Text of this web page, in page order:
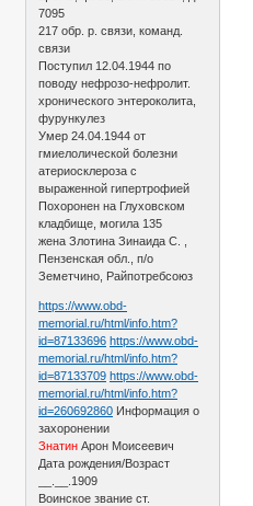
7095
217 обр. р. связи, команд.
связи
Поступил 12.04.1944 по
поводу нефрозо-нефролит.
хронического энтероколита,
фурункулез
Умер 24.04.1944 от
гмиелолической болезни
атериосклероза с
выраженной гипертрофией
Похоронен на Глуховском
кладбище, могила 135
жена Злотина Зинаида С. ,
Пензенская обл., п/о
Земетчино, Райпотребсоюз
https://www.obd-
memorial.ru/html/info.htm?
id=87133696 https://www.obd-
memorial.ru/html/info.htm?
id=87133709 https://www.obd-
memorial.ru/html/info.htm?
id=260692860 Информация о
захоронении
Знатин Арон Моисеевич
Дата рождения/Возраст
__.__.1909
Воинское звание ст.